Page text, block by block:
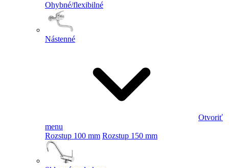
Ohybné/flexibilné
Nástenné
Otvoriť
menu
Rozstup 100 mm Rozstup 150 mm